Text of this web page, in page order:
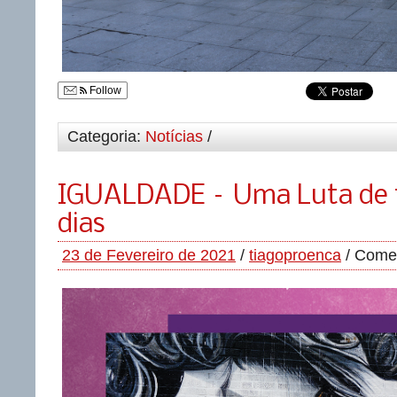
Follow
Categoria: Notícias /
IGUALDADE – Uma Luta
dias
23 de Fevereiro de 2021 / tiagoproenca /